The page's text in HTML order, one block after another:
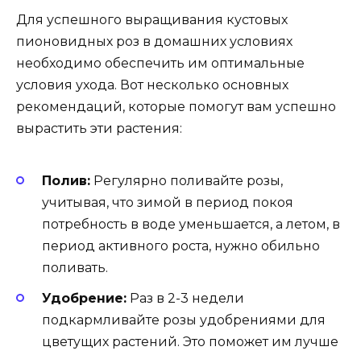
Для успешного выращивания кустовых
пионовидных роз в домашних условиях
необходимо обеспечить им оптимальные
условия ухода. Вот несколько основных
рекомендаций, которые помогут вам успешно
вырастить эти растения:
Полив: Регулярно поливайте розы,
учитывая, что зимой в период покоя
потребность в воде уменьшается, а летом, в
период активного роста, нужно обильно
поливать.
Удобрение: Раз в 2-3 недели
подкармливайте розы удобрениями для
цветущих растений. Это поможет им лучше